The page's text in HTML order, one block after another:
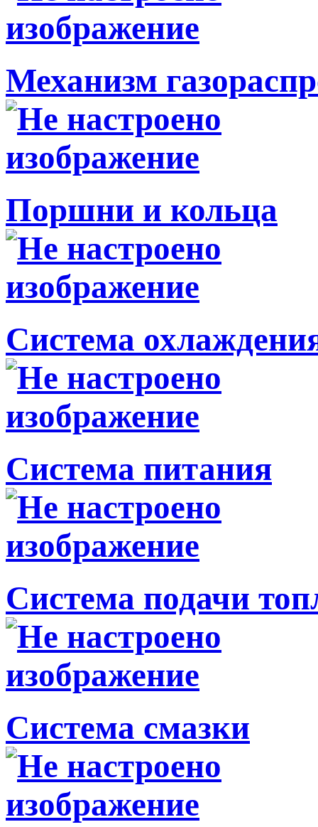
Механизм
Поршни и кольца
Система
Система питания
Система подачи
Система смазки